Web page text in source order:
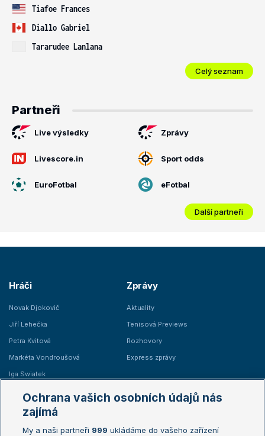
Tiafoe Frances
Diallo Gabriel
Tararudee Lanlana
Celý seznam
Partneři
Live výsledky Zprávy
Livescore.in Sport odds
EuroFotbal eFotbal
Další partneři
Hráči
Novak Djokovič
Jiří Lehečka
Petra Kvitová
Markéta Vondroušová
Iga Swiatek
Zprávy
Aktuality
Tenisová Previews
Rozhovory
Express zprávy
Žebříčky
Žebříček ATP (muži)
Australian Open
Ochrana vašich osobních údajů nás
zajímá
My a naši partneři 999 ukládáme do vašeho zařízení